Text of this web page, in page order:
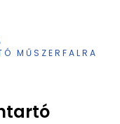
MŰSZERFALRA